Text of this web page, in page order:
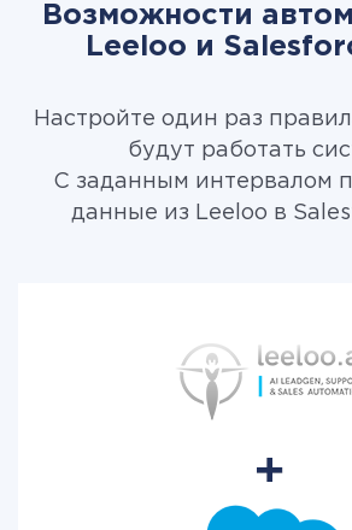
Возможности
Leeloo и
Настройте один раз
будут работать
С заданным интервалом
данные из Leeloo в